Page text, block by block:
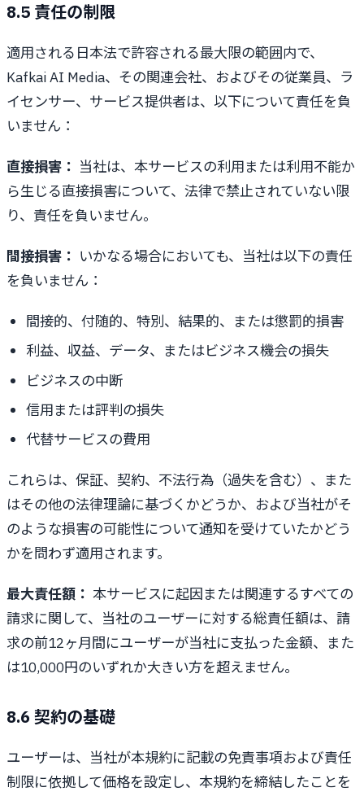
8.5 責任の制限
適用される日本法で許容される最大限の範囲内で、
Kafkai AI Media、その関連会社、およびその従業員、ラ
イセンサー、サービス提供者は、以下について責任を負
いません：
直接損害： 当社は、本サービスの利用または利用不能か
ら生じる直接損害について、法律で禁止されていない限
り、責任を負いません。
間接損害： いかなる場合においても、当社は以下の責任
を負いません：
間接的、付随的、特別、結果的、または懲罰的損害
利益、収益、データ、またはビジネス機会の損失
ビジネスの中断
信用または評判の損失
代替サービスの費用
これらは、保証、契約、不法行為（過失を含む）、また
はその他の法律理論に基づくかどうか、および当社がそ
のような損害の可能性について通知を受けていたかどう
かを問わず適用されます。
最大責任額： 本サービスに起因または関連するすべての
請求に関して、当社のユーザーに対する総責任額は、請
求の前12ヶ月間にユーザーが当社に支払った金額、また
は10,000円のいずれか大きい方を超えません。
8.6 契約の基礎
ユーザーは、当社が本規約に記載の免責事項および責任
制限に依拠して価格を設定し、本規約を締結したことを